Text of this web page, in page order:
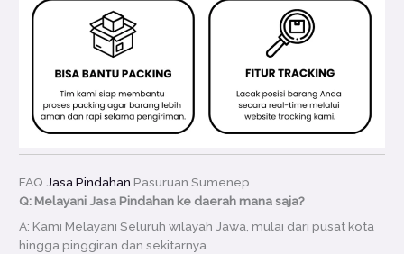
FAQJasa Pindahan Pasuruan Sumenep
Q: Melayani Jasa Pindahan ke daerah mana saja?
A: Kami Melayani Seluruh wilayah Jawa, mulai dari pusat kota
hingga pinggiran dan sekitarnya